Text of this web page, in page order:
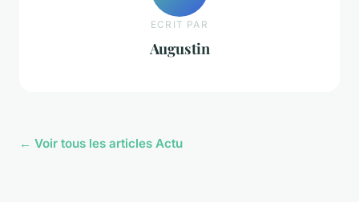
ECRIT PAR
Augustin
← Voir tous les articles Actu